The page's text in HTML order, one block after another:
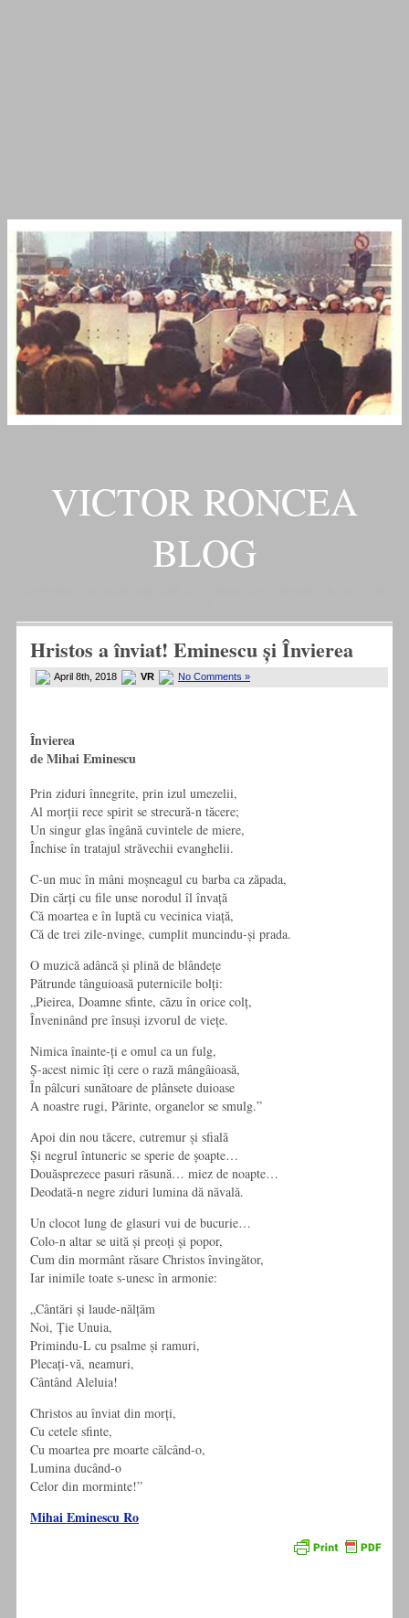
VICTOR RONCEA
BLOG
Hristos a înviat! Eminescu și Învierea
April 8th, 2018 VR No Comments »
Învierea
de Mihai Eminescu
Prin ziduri înnegrite, prin izul umezelii,
Al morții rece spirit se strecură-n tăcere;
Un singur glas îngână cuvintele de miere,
Închise în tratajul străvechii evanghelii.
C-un muc în mâni moșneagul cu barba ca zăpada,
Din cărți cu file unse norodul îl învață
Că moartea e în luptă cu vecinica viață,
Că de trei zile-nvinge, cumplit muncindu-și prada.
O muzică adâncă și plină de blândețe
Pătrunde tânguioasă puternicile bolți:
„Pieirea, Doamne sfinte, căzu în orice colț,
Înveninând pre însuși izvorul de viețe.
Nimica înainte-ți e omul ca un fulg,
Ș-acest nimic îți cere o rază mângâioasă,
În pâlcuri sunătoare de plânsete duioase
A noastre rugi, Părinte, organelor se smulg.”
Apoi din nou tăcere, cutremur și sfială
Și negrul întuneric se sperie de șoapte…
Douăsprezece pasuri răsună… miez de noapte…
Deodată-n negre ziduri lumina dă năvală.
Un clocot lung de glasuri vui de bucurie…
Colo-n altar se uită și preoți și popor,
Cum din mormânt răsare Christos învingător,
Iar inimile toate s-unesc în armonie:
„Cântări și laude-nălțăm
Noi, Ție Unuia,
Primindu-L cu psalme și ramuri,
Plecați-vă, neamuri,
Cântând Aleluia!
Christos au înviat din morți,
Cu cetele sfinte,
Cu moartea pre moarte călcând-o,
Lumina ducând-o
Celor din morminte!”
Mihai Eminescu Ro